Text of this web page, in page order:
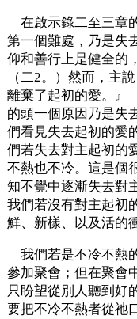
在啟示錄二至三章
第一個難處，乃是失
仰和善行上是健全的
（二2。）然而，主
離棄了起初的愛。』
的頭一個原因乃是失
們看見失去起初的愛
們若失去對主起初的
不熱也不冷。這是個
知不覺中逐漸失去對
我們若沒有對主起初
鮮、新樣、以及活的
我們若是不冷不熱
參加聚會；但在聚會
只盼望從別人聽到好
要把不冷不熱者從祂